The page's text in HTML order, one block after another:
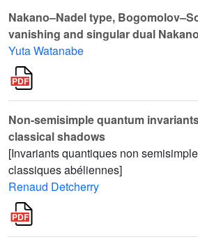
Nakano–Nadel type,
vanishing and singular dual
Yuta Watanabe
Non-semisimple quantum
classical shadows
[Invariants quantiques non
classiques abéliennes]
Renaud Detcherry